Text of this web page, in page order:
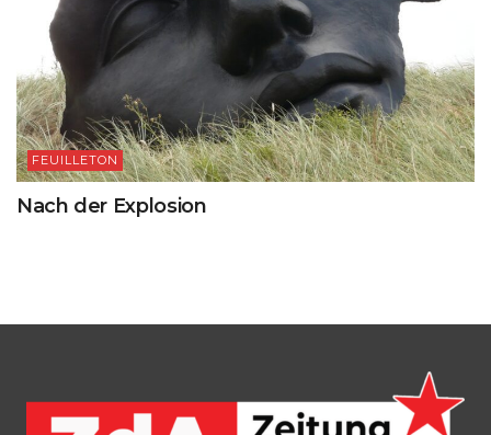
FEUILLETON
Nach der Explosion